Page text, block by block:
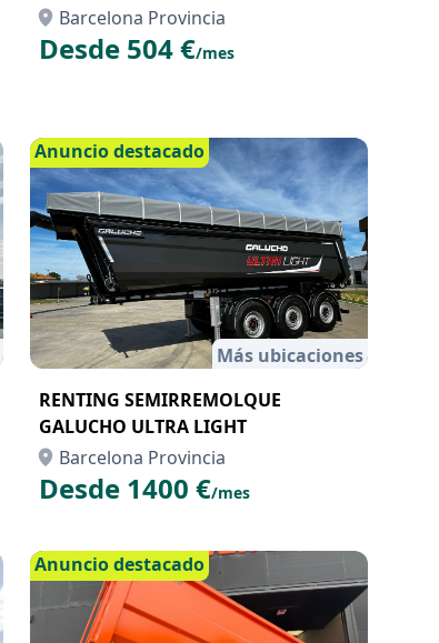
Barcelona Provincia
Desde 504 €/mes
Anuncio destacado
Más ubicaciones
RENTING SEMIRREMOLQUE
GALUCHO ULTRA LIGHT
Barcelona Provincia
Desde 1400 €/mes
Anuncio destacado